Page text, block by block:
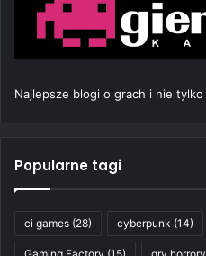
Najlepsze blogi o grach i nie tylko
Popularne tagi
ci games (28) cyberpunk (14)